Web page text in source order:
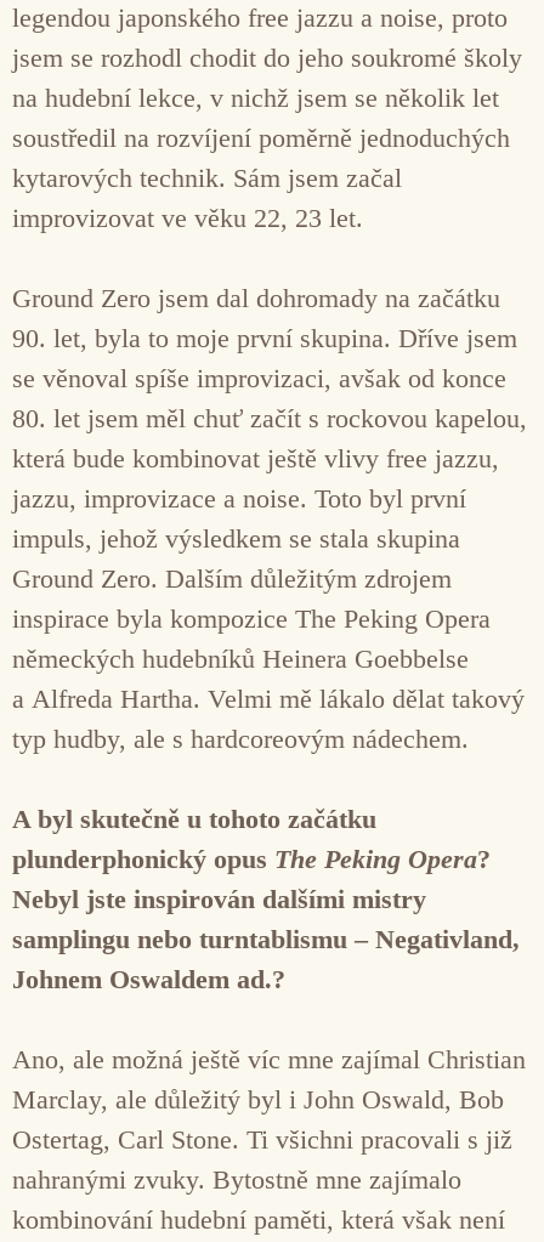
legendou japonského free jazzu a noise, proto
jsem se rozhodl chodit do jeho soukromé školy
na hudební lekce, v nichž jsem se několik let
soustředil na rozvíjení poměrně jednoduchých
kytarových technik. Sám jsem začal
improvizovat ve věku 22, 23 let.
Ground Zero jsem dal dohromady na začátku
90. let, byla to moje první skupina. Dříve jsem
se věnoval spíše improvizaci, avšak od konce
80. let jsem měl chuť začít s rockovou kapelou,
která bude kombinovat ještě vlivy free jazzu,
jazzu, improvizace a noise. Toto byl první
impuls, jehož výsledkem se stala skupina
Ground Zero. Dalším důležitým zdrojem
inspirace byla kompozice The Peking Opera
německých hudebníků Heinera Goebbelse
a Alfreda Hartha. Velmi mě lákalo dělat takový
typ hudby, ale s hardcoreovým nádechem.
A byl skutečně u tohoto začátku
plunderphonický opus The Peking Opera?
Nebyl jste inspirován dalšími mistry
samplingu nebo turntablismu – Negativland,
Johnem Oswaldem ad.?
Ano, ale možná ještě víc mne zajímal Christian
Marclay, ale důležitý byl i John Oswald, Bob
Ostertag, Carl Stone. Ti všichni pracovali s již
nahranými zvuky. Bytostně mne zajímalo
kombinování hudební paměti, která však není